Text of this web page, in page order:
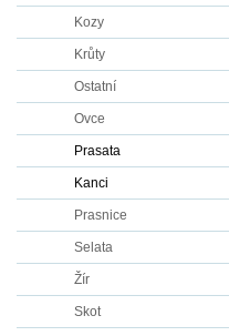
Kozy
Krůty
Ostatní
Ovce
Prasata
Kanci
Prasnice
Selata
Žír
Skot